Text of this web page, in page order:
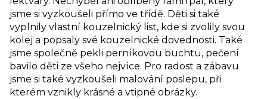
jsme si vyzkoušeli přímo ve třídě. Děti si také
vyplnily vlastní kouzelnický list, kde si zvolily svou
kolej a popsaly své kouzelnické dovednosti. Také
jsme společně pekli perníkovou buchtu, pečení
bavilo děti ze všeho nejvíce. Pro radost a zábavu
jsme si také vyzkoušeli malování poslepu, při
kterém vznikly krásné a vtipné obrázky.